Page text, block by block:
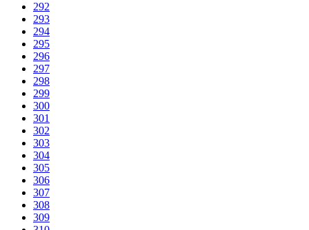
292
293
294
295
296
297
298
299
300
301
302
303
304
305
306
307
308
309